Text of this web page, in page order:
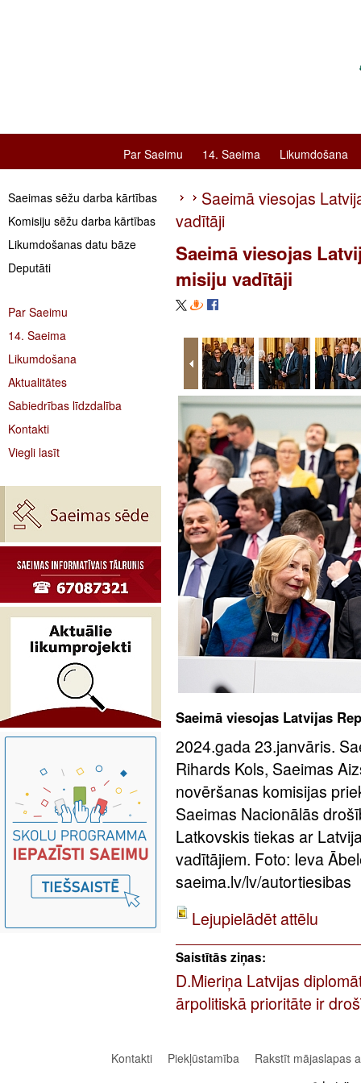
Par Saeimu 14. Saeima Likumdošana
Saeimas sēžu darba kārtības
Komisiju sēžu darba kārtības
Likumdošanas datu bāze
Deputāti
Par Saeimu
14. Saeima
Likumdošana
Aktualitātes
Sabiedrības līdzdalība
Kontakti
Viegli lasīt
Saeimā viesojas
vadītāji
Saeimā viesojas
misiju vadītāji
Saeimā viesojas Latvijas
2024.gada 23.janvāris.
Rihards Kols, Saeimas
novēršanas komisijas
Saeimas Nacionālās
Latkovskis tiekas ar
vadītājiem. Foto: Ieva
saeima.lv/lv/autortiesibas
Lejupielādēt attēlu
Saistītās ziņas:
D.Mieriņa Latvijas
ārpolitiskā prioritāte ir
Kontakti Piekļūstamība
Rakstīt mājaslapas